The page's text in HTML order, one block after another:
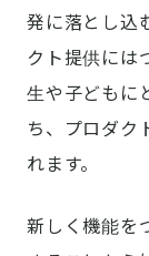
発に落とし込
クト提供には
生や子どもに
ち、プロダク
れます。
新しく機能を